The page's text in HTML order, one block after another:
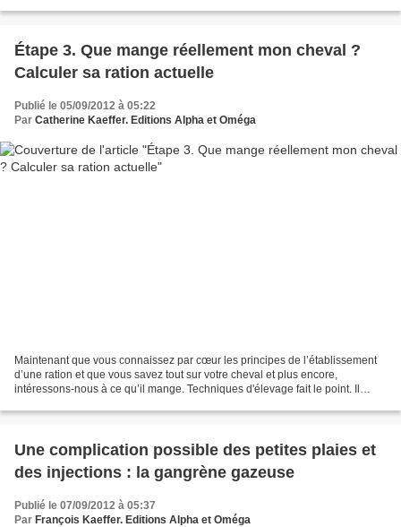
Étape 3. Que mange réellement mon cheval ?
Calculer sa ration actuelle
Publié le 05/09/2012 à 05:22
Par Catherine Kaeffer. Editions Alpha et Oméga
Maintenant que vous connaissez par cœur les principes de l’établissement
d’une ration et que vous savez tout sur votre cheval et plus encore,
intéressons-nous à ce qu’il mange. Techniques d'élevage fait le point. Il
Une complication possible des petites plaies et
des injections : la gangrène gazeuse
Publié le 07/09/2012 à 05:37
Par François Kaeffer. Editions Alpha et Oméga